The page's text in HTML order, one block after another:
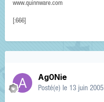
www.quinnware.com
[:666]
Ag0Nie
Posté(e) le 13 juin 2005